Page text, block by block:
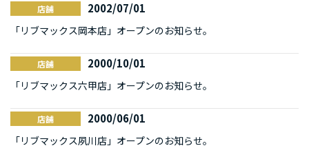
店舗 2002/07/01
「リブマックス岡本店」オープンのお知らせ。
店舗 2000/10/01
「リブマックス六甲店」オープンのお知らせ。
店舗 2000/06/01
「リブマックス夙川店」オープンのお知らせ。